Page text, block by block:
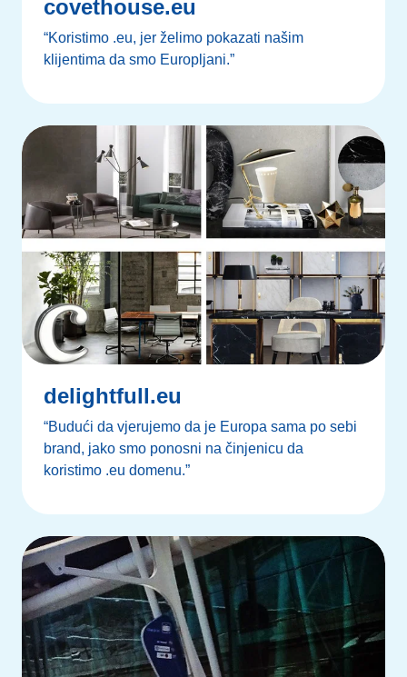
covethouse.eu
“Koristimo .eu, jer želimo pokazati našim
klijentima da smo Europljani.”
delightfull.eu
“Budući da vjerujemo da je Europa sama po sebi
brand, jako smo ponosni na činjenicu da
koristimo .eu domenu.”